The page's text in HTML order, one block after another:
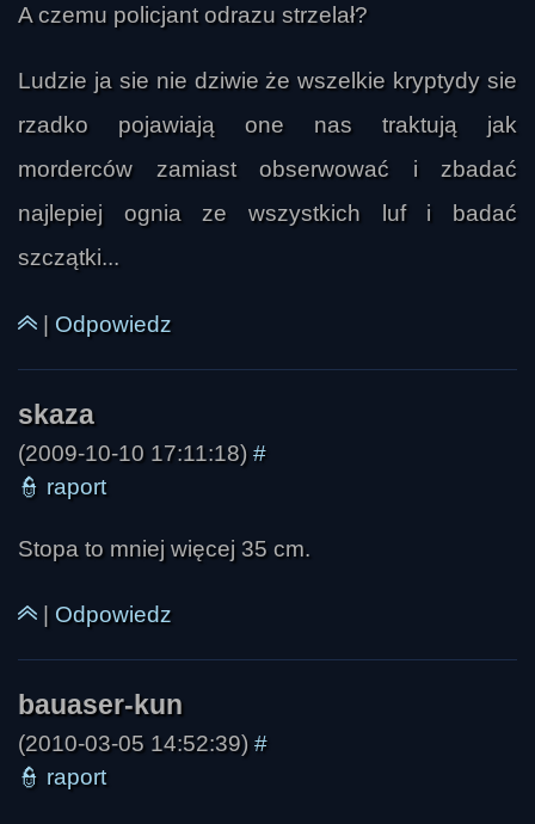
A czemu policjant odrazu strzelał?
Ludzie ja sie nie dziwie że wszelkie kryptydy sie
rzadko pojawiają one nas traktują jak
morderców zamiast obserwować i zbadać
najlepiej ognia ze wszystkich luf i badać
szczątki...
Odpowiedz
(2009-10-10 17:11:18) #
👮 raport
Stopa to mniej więcej 35 cm.
Odpowiedz
(2010-03-05 14:52:39) #
👮 raport
aaa
ExKaiser
wilkołaczek